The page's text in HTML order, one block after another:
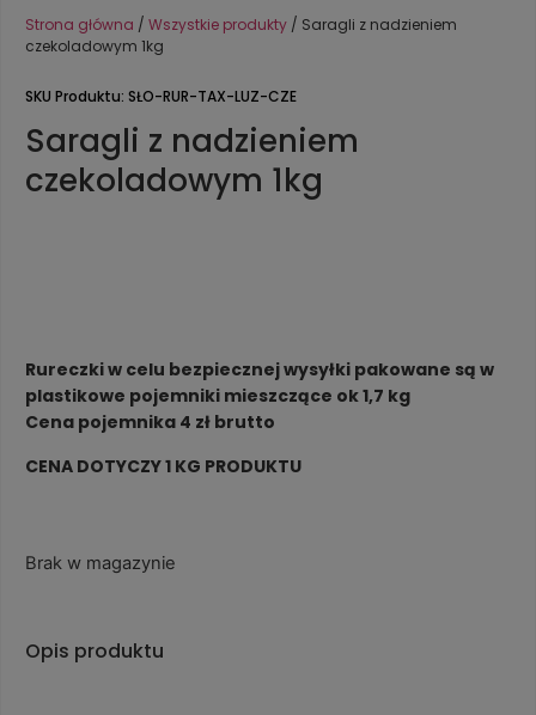
Strona główna / Wszystkie produkty / Saragli z nadzieniem
czekoladowym 1kg
SKU Produktu: SŁO-RUR-TAX-LUZ-CZE
Saragli z nadzieniem
czekoladowym 1kg
Rureczki w celu bezpiecznej wysyłki pakowane są w
plastikowe pojemniki mieszczące ok 1,7 kg
Cena pojemnika 4 zł brutto
CENA DOTYCZY 1 KG PRODUKTU
Brak w magazynie
Opis produktu